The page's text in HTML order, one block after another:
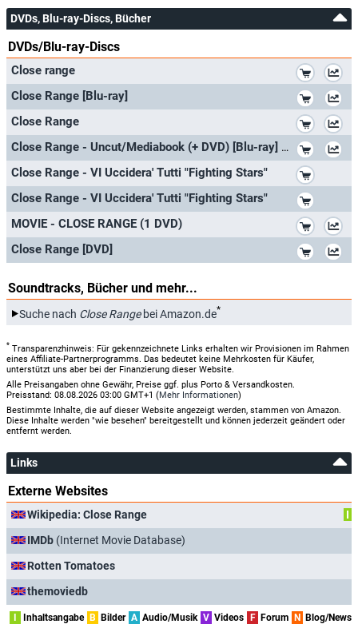
DVDs, Blu-ray-Discs, Bücher
DVDs/Blu-ray-Discs
Close range
Close Range [Blu-ray]
Close Range
Close Range - Uncut/Mediabook (+ DVD) [Blu-ray] [Limited Edition]
Close Range - VI Uccidera' Tutti "Fighting Stars"
Close Range - VI Uccidera' Tutti "Fighting Stars"
MOVIE - CLOSE RANGE (1 DVD)
Close Range [DVD]
Soundtracks, Bücher und mehr...
Suche nach Close Rangebei Amazon.de*
* Transparenzhinweis: Für gekennzeichnete Links erhalten wir Provisionen im Rahmen
eines Affiliate-Partnerprogramms. Das bedeutet keine Mehrkosten für Käufer,
unterstützt uns aber bei der Finanzierung dieser Website.
Alle Preisangaben ohne Gewähr, Preise ggf. plus Porto & Versandkosten.
Preisstand: 08.08.2026 03:00 GMT+1 (Mehr Informationen)
Bestimmte Inhalte, die auf dieser Website angezeigt werden, stammen von Amazon.
Diese Inhalte werden "wie besehen" bereitgestellt und können jederzeit geändert oder
entfernt werden.
Links
Externe Websites
Wikipedia: Close Range
I
IMDb (Internet Movie Database)
Rotten Tomatoes
themoviedb
I Inhaltsangabe B Bilder A Audio/Musik V Videos F Forum N Blog/News